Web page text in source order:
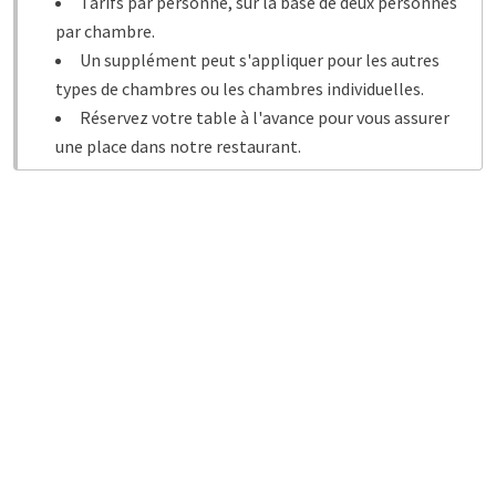
par chambre.
Un supplément peut s'appliquer pour les autres
types de chambres ou les chambres individuelles.
Réservez votre table à l'avance pour vous assurer
une place dans notre restaurant.